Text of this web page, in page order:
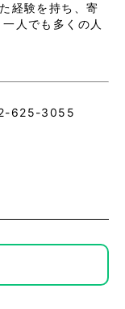
経験を持ち、寄
人でも多くの人
625-3055